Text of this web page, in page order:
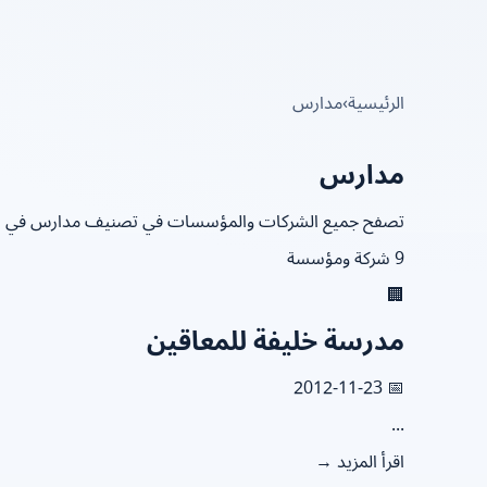
الرئيسية›مدارس
مدارس
تصفح جميع الشركات والمؤسسات في تصنيف مدارس في
9 شركة ومؤسسة
🏢
مدرسة خليفة للمعاقين
📅 2012-11-23
...
اقرأ المزيد →